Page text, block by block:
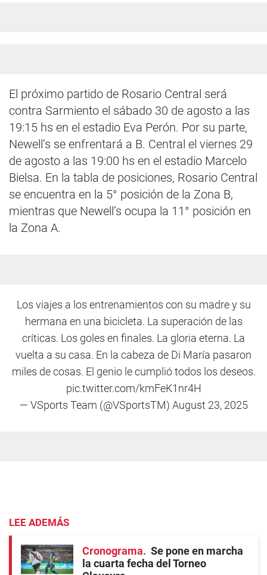
El próximo partido de Rosario Central será
contra Sarmiento el sábado 30 de agosto a las
19:15 hs en el estadio Eva Perón. Por su parte,
Newell’s se enfrentará a B. Central el viernes 29
de agosto a las 19:00 hs en el estadio Marcelo
Bielsa. En la tabla de posiciones, Rosario Central
se encuentra en la 5° posición de la Zona B,
mientras que Newell’s ocupa la 11° posición en
la Zona A.
Los viajes a los entrenamientos con su madre y su
hermana en una bicicleta. La superación de las
críticas. Los goles en finales. La gloria eterna. La
vuelta a su casa. En la cabeza de Di María pasaron
miles de cosas. El genio le cumplió todos los deseos.
pic.twitter.com/kmFeK1nr4H
— VSports Team (@VSportsTM) August 23, 2025
LEE ADEMÁS
Cronograma
Se pone en marcha
la cuarta fecha del Torneo